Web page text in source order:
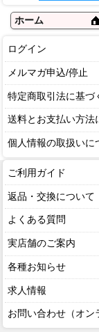
ホーム
ログイン
メルマガ申込/停止
特定商取引法に基づ
送料とお支払い方法
個人情報の取扱いに
ご利用ガイド
返品・交換について
よくある質問
実店舗のご案内
各種お知らせ
求人情報
お問い合わせ（オン